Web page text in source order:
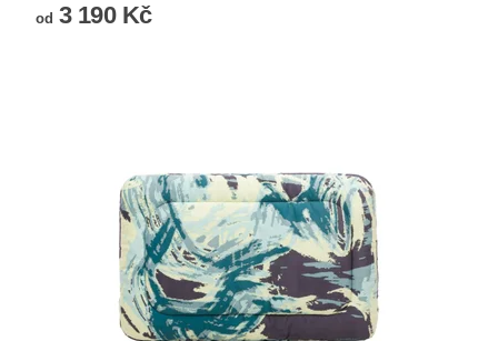
od 3 190 Kč